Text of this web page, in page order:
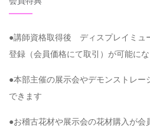
●講師資格取得後 ディスプレイミュ
登録（会員価格にて取引）が可能にな
●本部主催の展示会やデモンストレー
できます
●お稽古花材や展示会の花材購入が会